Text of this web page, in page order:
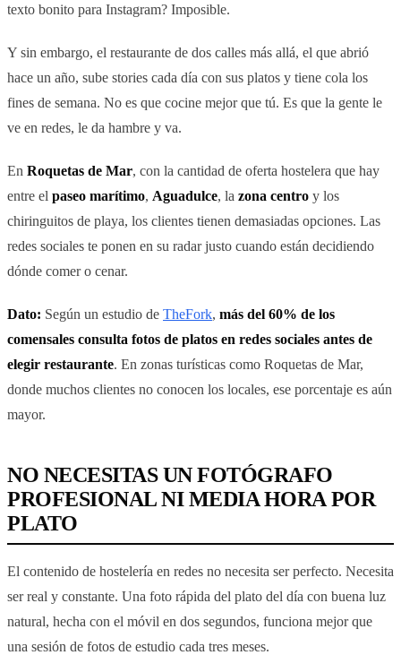
texto bonito para Instagram? Imposible.
Y sin embargo, el restaurante de dos calles más allá, el que abrió
hace un año, sube stories cada día con sus platos y tiene cola los
fines de semana. No es que cocine mejor que tú. Es que la gente le
ve en redes, le da hambre y va.
En Roquetas de Mar, con la cantidad de oferta hostelera que hay
entre el paseo marítimo, Aguadulce, la zona centro y los
chiringuitos de playa, los clientes tienen demasiadas opciones. Las
redes sociales te ponen en su radar justo cuando están decidiendo
dónde comer o cenar.
Dato: Según un estudio de TheFork, más del 60% de los
comensales consulta fotos de platos en redes sociales antes de
elegir restaurante. En zonas turísticas como Roquetas de Mar,
donde muchos clientes no conocen los locales, ese porcentaje es aún
mayor.
NO NECESITAS UN FOTÓGRAFO
PROFESIONAL NI MEDIA HORA POR
PLATO
El contenido de hostelería en redes no necesita ser perfecto. Necesita
ser real y constante. Una foto rápida del plato del día con buena luz
natural, hecha con el móvil en dos segundos, funciona mejor que
una sesión de fotos de estudio cada tres meses.